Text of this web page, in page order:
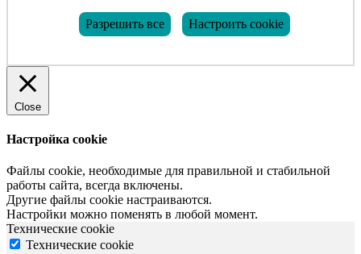
Разрешить все Настроить cookie
Close
Настройка cookie
Файлы cookie, необходимые для правильной и стабильной
работы сайта, всегда включены.
Другие файлы cookie настраиваются.
Настройки можно поменять в любой момент.
Технические cookie
Технические cookie